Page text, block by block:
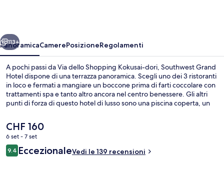
Bagno
Avanti
113+
PanoramicaCamerePosizioneRegolamenti
A pochi passi da Via dello Shopping Kokusai-dori, Southwest Grand
Hotel dispone di una terrazza panoramica. Scegli uno dei 3 ristoranti
in loco e fermati a mangiare un boccone prima di farti coccolare con
trattamenti spa e tanto altro ancora nel centro benessere. Gli altri
punti di forza di questo hotel di lusso sono una piscina coperta, un
vicinanze: Stazione di Kenchō-mae è a 7 min e Stazione di Miebashi
a 7 min a piedi.
Il
prezzo
attuale
è
CHF 160
6 set - 7 set
Recensioni
9.49.4 su 10
EccezionaleVedi le 139 recensioni